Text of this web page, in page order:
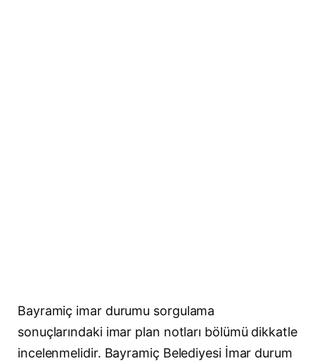
Bayramiç imar durumu sorgulama
sonuçlarındaki imar plan notları bölümü dikkatle
incelenmelidir. Bayramiç Belediyesi İmar durum